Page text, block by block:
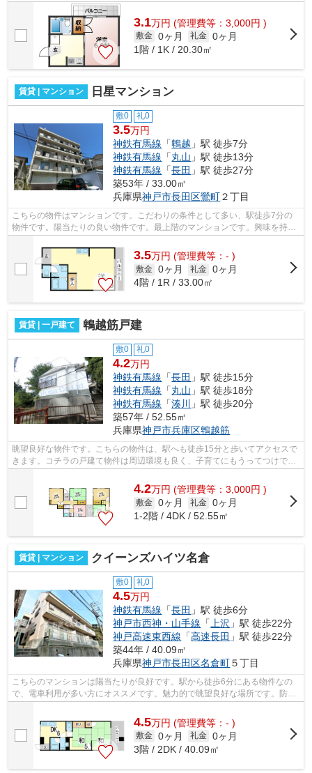
には神戸市長田区エリアの賃貸情報が...
3.1万円 (管理費等：3,000円 )
敷金 0ヶ月 礼金 0ヶ月
1階 / 1K / 20.30㎡
賃貸 | マンション 日星マンション
敷0 礼0
3.5万円
神鉄有馬線 「鵯越 」駅 徒歩7分
神鉄有馬線 「丸山 」駅 徒歩13分
神鉄有馬線 「長田 」駅 徒歩27分
築53年 / 33.00㎡
兵庫県神戸市長田区鶯町２丁目
こちらの物件はマンションです。こだわりの条件として多い、駅徒歩7分の
物件です。陽当たりの良い物件です。最上階のマンションです。興味を持っ
た方は是非お気軽にお問い合せ下さい。...
3.5万円 (管理費等：- )
敷金 0ヶ月 礼金 0ヶ月
4階 / 1R / 33.00㎡
賃貸 | 一戸建て 鵯越筋戸建
敷0 礼0
4.2万円
神鉄有馬線 「長田 」駅 徒歩15分
神鉄有馬線 「丸山 」駅 徒歩18分
神鉄有馬線 「湊川 」駅 徒歩20分
築57年 / 52.55㎡
兵庫県神戸市兵庫区鵯越筋
眺望良好な物件です。こちらの物件は、駅へも徒歩15分と歩いてアクセスで
きます。コチラの戸建て物件は周辺環境も良く、子育てにもうってつけで
す。小総には、豊富な物件情報がありま...
4.2万円 (管理費等：3,000円 )
敷金 0ヶ月 礼金 0ヶ月
1-2階 / 4DK / 52.55㎡
賃貸 | マンション クイーンズハイツ名倉
敷0 礼0
4.5万円
神鉄有馬線 「長田 」駅 徒歩6分
神戸市西神・山手線 「上沢 」駅 徒歩22分
神戸高速東西線 「高速長田 」駅 徒歩22分
築44年 / 40.09㎡
兵庫県神戸市長田区名倉町５丁目
こちらのマンションは陽当たりが良好です。駅から徒歩6分にある物件なの
で、電車利用が多い方にオススメです。魅力的で眺望良好な場所です。防犯
4.5万円 (管理費等：- )
敷金 0ヶ月 礼金 0ヶ月
3階 / 2DK / 40.09㎡